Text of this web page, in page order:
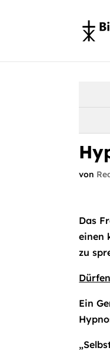
von
Das
einen
zu
Ein